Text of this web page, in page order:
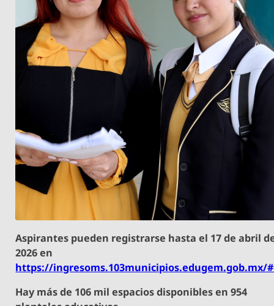
Aspirantes pueden registrarse hasta el 17 de abril
2026 en
https://ingresoms.103municipios.edugem.gob.mx/
Hay más de 106 mil espacios disponibles en 954